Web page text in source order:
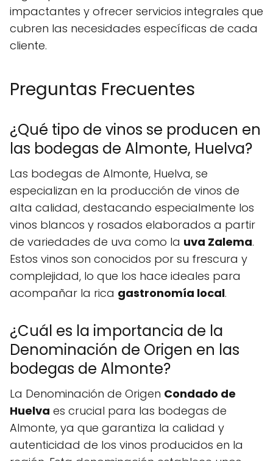
impactantes y ofrecer servicios integrales que
cubren las necesidades específicas de cada
cliente.
Preguntas Frecuentes
¿Qué tipo de vinos se producen en
las bodegas de Almonte, Huelva?
Las bodegas de Almonte, Huelva, se
especializan en la producción de vinos de
alta calidad, destacando especialmente los
vinos blancos y rosados elaborados a partir
de variedades de uva como la uva Zalema.
Estos vinos son conocidos por su frescura y
complejidad, lo que los hace ideales para
acompañar la rica gastronomía local.
¿Cuál es la importancia de la
Denominación de Origen en las
bodegas de Almonte?
La Denominación de Origen Condado de
Huelva es crucial para las bodegas de
Almonte, ya que garantiza la calidad y
autenticidad de los vinos producidos en la